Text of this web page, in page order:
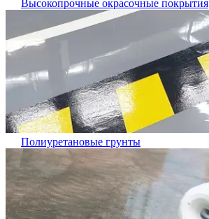
Высокопрочные окрасочные покрытия
Полиуретановые грунты